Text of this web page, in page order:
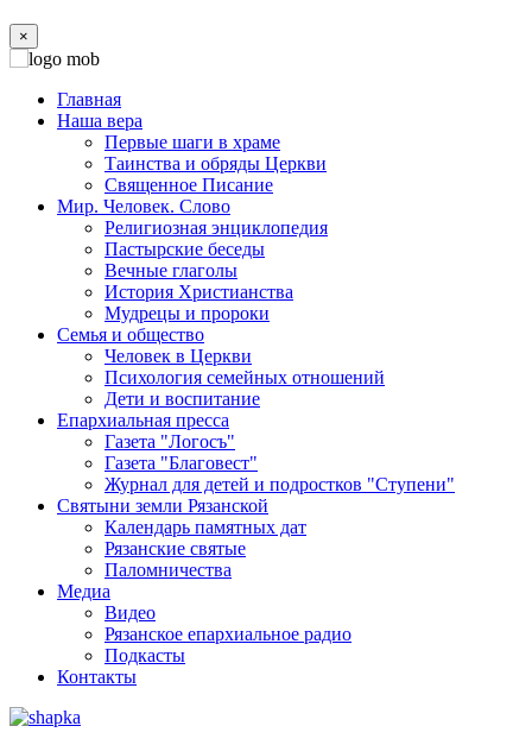
×
Главная
Наша вера
Первые шаги в храме
Таинства и обряды Церкви
Священное Писание
Мир. Человек. Слово
Религиозная энциклопедия
Пастырские беседы
Вечные глаголы
История Христианства
Мудрецы и пророки
Семья и общество
Человек в Церкви
Психология семейных отношений
Дети и воспитание
Епархиальная пресса
Газета "Логосъ"
Газета "Благовест"
Журнал для детей и подростков "Ступени"
Святыни земли Рязанской
Календарь памятных дат
Рязанские святые
Паломничества
Медиа
Видео
Рязанское епархиальное радио
Подкасты
Контакты